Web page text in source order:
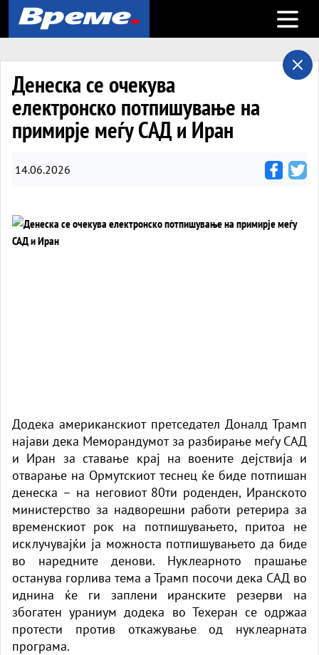
Open
Денеска се очекува
електронско потпишување на
примирје меѓу САД и Иран
14.06.2026
Додека американскиот претседател Доналд Трамп
најави дека Меморандумот за разбирање меѓу САД
и Иран за ставање крај на воените дејствија и
отварање на Ормутскиот теснец ќе биде потпишан
денеска – на неговиот 80ти роденден, Иранското
министерство за надворешни работи ретерира за
временскиот рок на потпишувањето, притоа не
исклучувајќи ја можноста потпишувањето да биде
во наредните денови. Нуклеарното прашање
останува горлива тема а Трамп посочи дека САД во
иднина ќе ги заплени иранските резерви на
збогатен ураниум додека во Техеран се одржаа
протести против откажување од нуклеарната
програма.